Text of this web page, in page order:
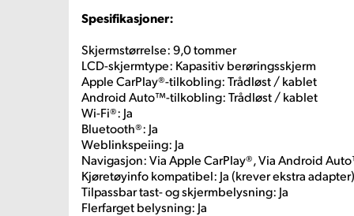
Spesifikasjoner:
Skjermstørrelse: 9,0 tommer
LCD-skjermtype: Kapasitiv berøringsskjerm
Apple CarPlay®-tilkobling: Trådløst / kablet
Android Auto™-tilkobling: Trådløst / kablet
Wi-Fi®: Ja
Bluetooth®: Ja
Weblinkspeiing: Ja
Navigasjon: Via Apple CarPlay®, Via Android
Kjøretøyinfo kompatibel: Ja (krever ekstra adapter)
Tilpassbar tast- og skjermbelysning: Ja
Flerfarget belysning: Ja